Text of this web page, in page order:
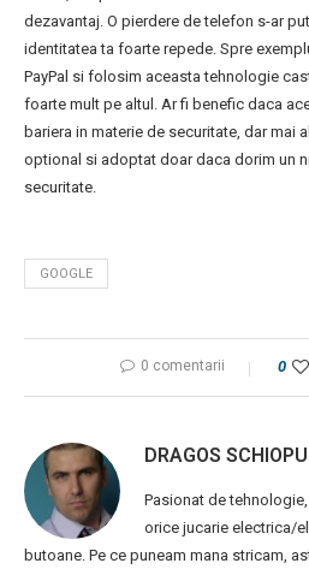
dezavantaj. O pierdere de telefon s-ar
identitatea ta foarte repede. Spre
PayPal si folosim aceasta tehnologie
foarte mult pe altul. Ar fi benefic daca
bariera in materie de securitate, dar mai
optional si adoptat doar daca dorim un
securitate.
GOOGLE
0 comentarii 0
DRAGOS SCHIOPU
Pasionat de
orice jucarie electrica/
butoane. Pe ce puneam mana stricam,